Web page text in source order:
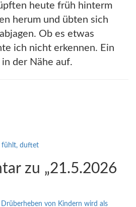
heute früh hinterm
herum und übten sich
Ob es etwas
ich nicht erkennen. Ein
der Nähe auf.
fühlt, duftet
zu „21.5.2026
von Kindern wird als